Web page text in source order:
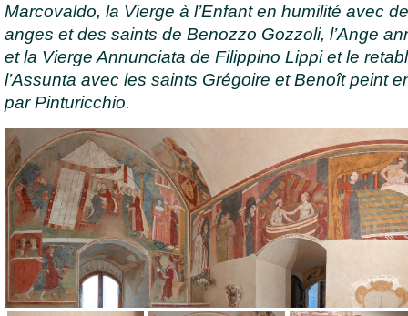
Marcovaldo, la Vierge à l’Enfant en humilité avec
anges et des saints de Benozzo Gozzoli, l’Ange
et la Vierge Annunciata de Filippino Lippi et le
l’Assunta avec les saints Grégoire et Benoît peint
par Pinturicchio.